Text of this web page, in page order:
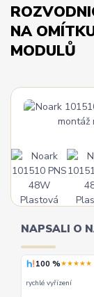
NA
MODULŮ
NAPSALI O
100 %★★★★★
rychlé vyřízení